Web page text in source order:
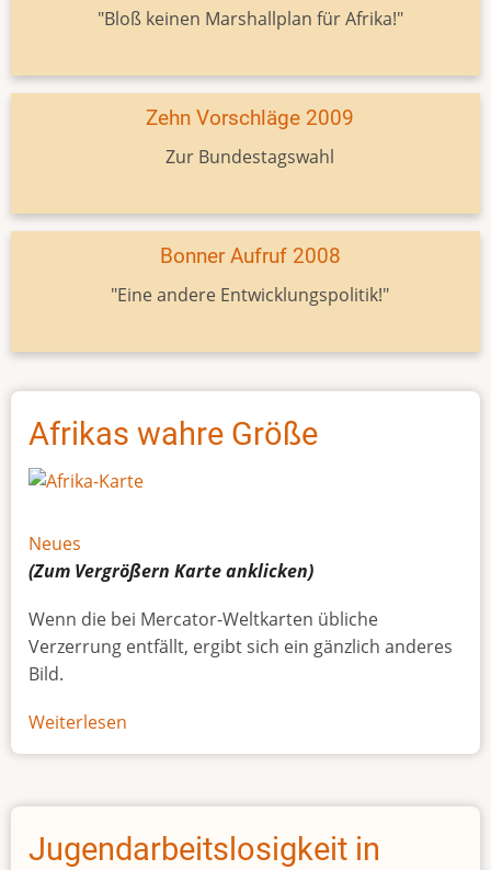
"Bloß keinen Marshallplan für Afrika!"
Zehn Vorschläge 2009
Zur Bundestagswahl
Bonner Aufruf 2008
"Eine andere Entwicklungspolitik!"
Afrikas wahre Größe
Neues
(Zum Vergrößern Karteanklicken)
Wenn die bei Mercator-Weltkarten übliche
Verzerrung entfällt, ergibt sich ein gänzlich anderes
Bild.
Weiterlesen
Afrikas
Größe
Jugendarbeitslosigkeit in